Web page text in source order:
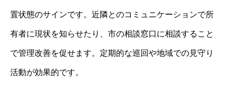
置状態のサインです。近隣とのコミュニケーションで所
有者に現状を知らせたり、市の相談窓口に相談すること
で管理改善を促せます。定期的な巡回や地域での見守り
活動が効果的です。